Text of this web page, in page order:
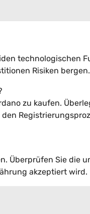
technologischen
Risiken bergen.
zu kaufen.
Überprüfen Sie die
akzeptiert wird.